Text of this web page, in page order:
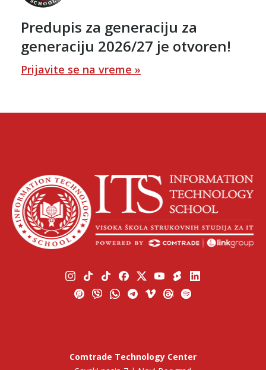
Predupis za generaciju za
generaciju 2026/27 je otvoren!
Prijavite se na vreme »
Comtrade Technology Center